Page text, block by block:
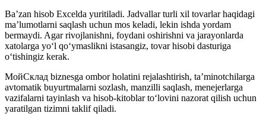
Ba’zan hisob Excelda yuritiladi. Jadvallar turli xil tovarlar haqidagi
ma’lumotlarni saqlash uchun mos keladi, lekin ishda yordam
bermaydi. Agar rivojlanishni, foydani oshirishni va jarayonlarda
xatolarga yo‘l qo‘ymaslikni istasangiz, tovar hisobi dasturiga
o‘tishingiz kerak.
МойСклад biznesga ombor holatini rejalashtirish, ta’minotchilarga
avtomatik buyurtmalarni sozlash, manzilli saqlash, menejerlarga
vazifalarni tayinlash va hisob-kitoblar to‘lovini nazorat qilish uchun
yaratilgan tizimni taklif qiladi.